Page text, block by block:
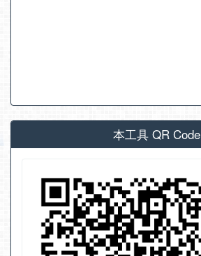
本工具 QR Code